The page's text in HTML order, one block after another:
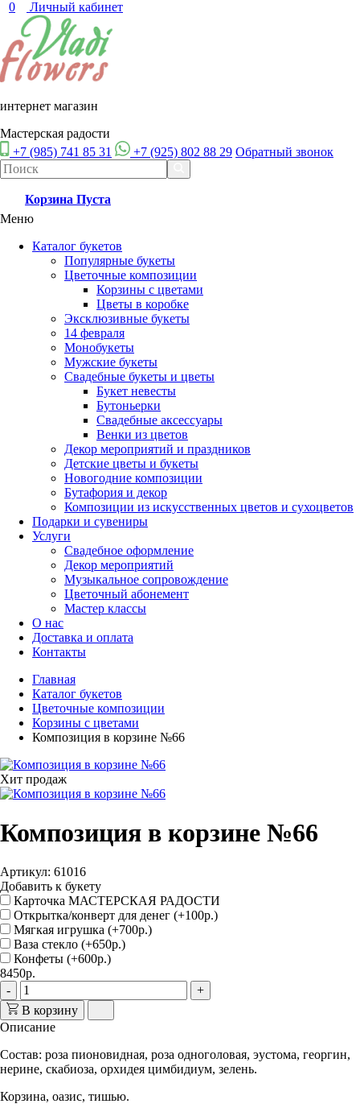
0 Личный кабинет
интернет магазин
Мастерская радости
+7 (985) 741 85 31
+7 (925) 802 88 29 Обратный звонок
Корзина Пуста
Меню
Каталог букетов
Популярные букеты
Цветочные композиции
Корзины с цветами
Цветы в коробке
Эксклюзивные букеты
14 февраля
Монобукеты
Мужские букеты
Свадебные букеты и цветы
Букет невесты
Бутоньерки
Свадебные аксессуары
Венки из цветов
Декор мероприятий и праздников
Детские цветы и букеты
Новогодние композиции
Бутафория и декор
Композиции из искусственных цветов и сухоцветов
Подарки и сувениры
Услуги
Свадебное оформление
Декор мероприятий
Музыкальное сопровождение
Цветочный абонемент
Мастер классы
О нас
Доставка и оплата
Контакты
Главная
Каталог букетов
Цветочные композиции
Корзины с цветами
Композиция в корзине №66
Хит продаж
Композиция в корзине №66
Артикул: 61016
Добавить к букету
Карточка МАСТЕРСКАЯ РАДОСТИ
Открытка/конверт для денег (+100р.)
Мягкая игрушка (+700р.)
Ваза стекло (+650р.)
Конфеты (+600р.)
8450р.
-
+
В корзину
Описание
Состав: роза пионовидная, роза одноголовая, эустома, георгин,
нерине, скабиоза, орхидея цимбидиум, зелень.
Корзина, оазис, тишью.